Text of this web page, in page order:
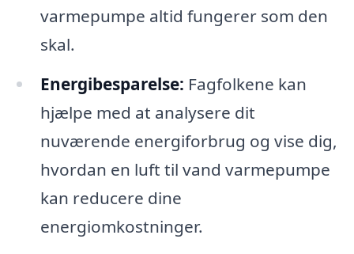
varmepumpe altid fungerer som den
skal.
Energibesparelse: Fagfolkene kan
hjælpe med at analysere dit
nuværende energiforbrug og vise dig,
hvordan en luft til vand varmepumpe
kan reducere dine
energiomkostninger.